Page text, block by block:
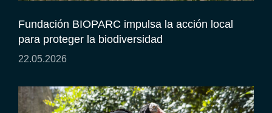
Fundación BIOPARC impulsa la acción local
para proteger la biodiversidad
22.05.2026